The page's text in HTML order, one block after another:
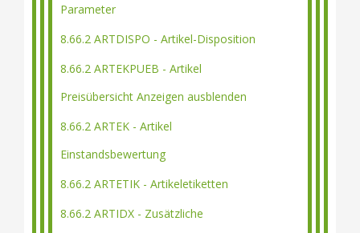
Parameter
8.66.2 ARTDISPO - Artikel-Disposition
8.66.2 ARTEKPUEB - Artikel
Preisübersicht Anzeigen ausblenden
8.66.2 ARTEK - Artikel
Einstandsbewertung
8.66.2 ARTETIK - Artikeletiketten
8.66.2 ARTIDX - Zusätzliche